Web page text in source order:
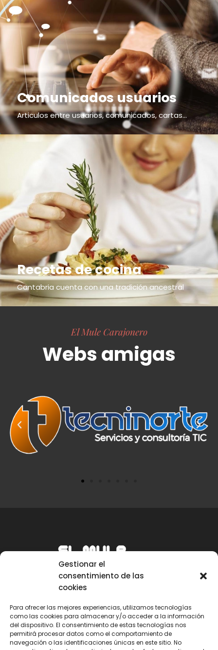
Gestionar el
consentimiento de las
cookies
Para ofrecer las mejores experiencias, utilizamos tecnologías
como las cookies para almacenar y/o acceder a la información
del dispositivo. El consentimiento de estas tecnologías nos
permitirá procesar datos como el comportamiento de
navegación o las identificaciones únicas en este sitio. No
Comunicados usuarios
Articulos entre usuarios, comunicados, cartas...
Recetas de cocina
Cantabria cuenta con una tradición ancestral
El Mule Carajonero
Webs amigas
Email
mule@mulecarajonero.com